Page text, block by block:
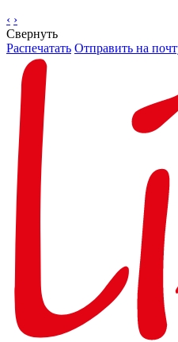
‹ ›
Свернуть
Распечатать Отправить на